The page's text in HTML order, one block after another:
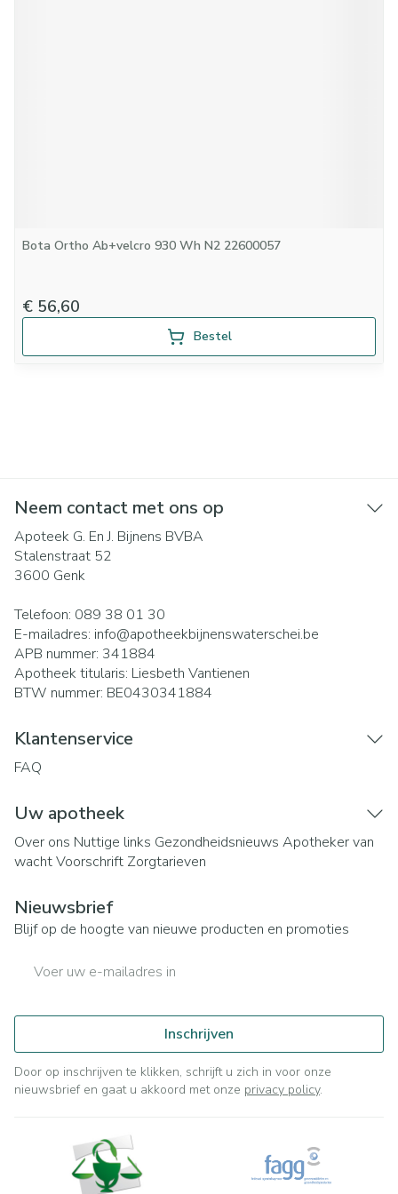
Bota Ortho Ab+velcro 930 Wh N2 22600057
€ 56,60
Bestel
Neem contact met ons op
Apoteek G. En J. Bijnens BVBA
Stalenstraat 52
3600 Genk
Telefoon: 089 38 01 30
E-mailadres: info@apotheekbijnenswaterschei.be
APB nummer: 341884
Apotheek titularis: Liesbeth Vantienen
BTW nummer: BE0430341884
Klantenservice
FAQ
Uw apotheek
Over ons Nuttige links Gezondheidsnieuws Apotheker van
wachtVoorschrift Zorgtarieven
Nieuwsbrief
Blijf op de hoogte van nieuwe producten en promoties
Inschrijven
Door op inschrijven te klikken, schrijft u zich in voor onze
nieuwsbrief en gaat u akkoord met onze privacy policy.